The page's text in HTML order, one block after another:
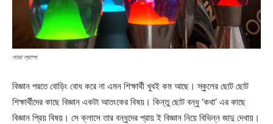
লাভা ল্যাম্প
বিজ্ঞান পরতে বোড়িং বোধ করে না এমন শিক্ষার্থী খুবই কম আছে। স্কুলের ছোট ছোট
শিক্ষার্থীদের কাছে বিজ্ঞান একটা আতংকের বিষয়। কিন্তু ছোট বন্ধু ‘কথা’ এর কাছে
বিজ্ঞান প্রিয় বিষয়। সে ক্লাসে তার বন্ধুদের প্রায় ই বিজ্ঞান নিয়ে বিভিন্ন জাদু দেখায়।